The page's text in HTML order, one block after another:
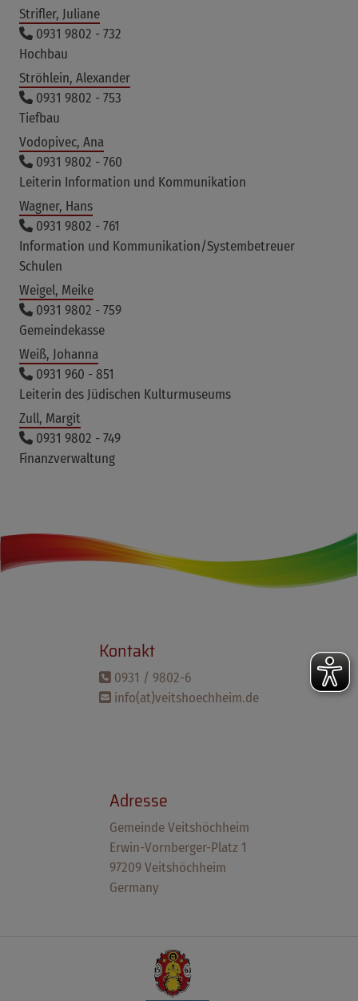
Strifler, Juliane
0931 9802 - 732
Hochbau
Ströhlein, Alexander
0931 9802 - 753
Tiefbau
Vodopivec, Ana
0931 9802 - 760
Leiterin Information und Kommunikation
Wagner, Hans
0931 9802 - 761
Information und Kommunikation/Systembetreuer
Schulen
Weigel, Meike
0931 9802 - 759
Gemeindekasse
Weiß, Johanna
0931 960 - 851
Leiterin des Jüdischen Kulturmuseums
Zull, Margit
0931 9802 - 749
Finanzverwaltung
Kontakt
0931 / 9802-6
info(at)veitshoechheim.de
Adresse
Gemeinde Veitshöchheim
Erwin-Vornberger-Platz 1
97209 Veitshöchheim
Germany